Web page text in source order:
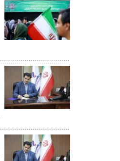
06 ژوئن 2026
06 ژوئن 2026